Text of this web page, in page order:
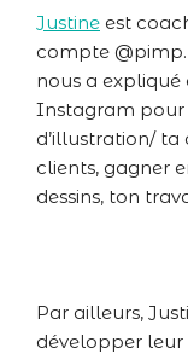
Justine est
compte
nous a
Instagram pour
d’illustration/ ta
clients, gagner
dessins, ton
Par ailleurs,
développer leur